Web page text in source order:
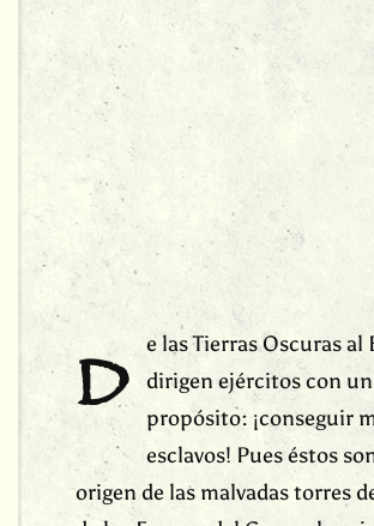
D
e las Tierras Oscuras al
dirigen ejércitos con
propósito: ¡conseguir
esclavos! Pues éstos
origen de las malvadas torres